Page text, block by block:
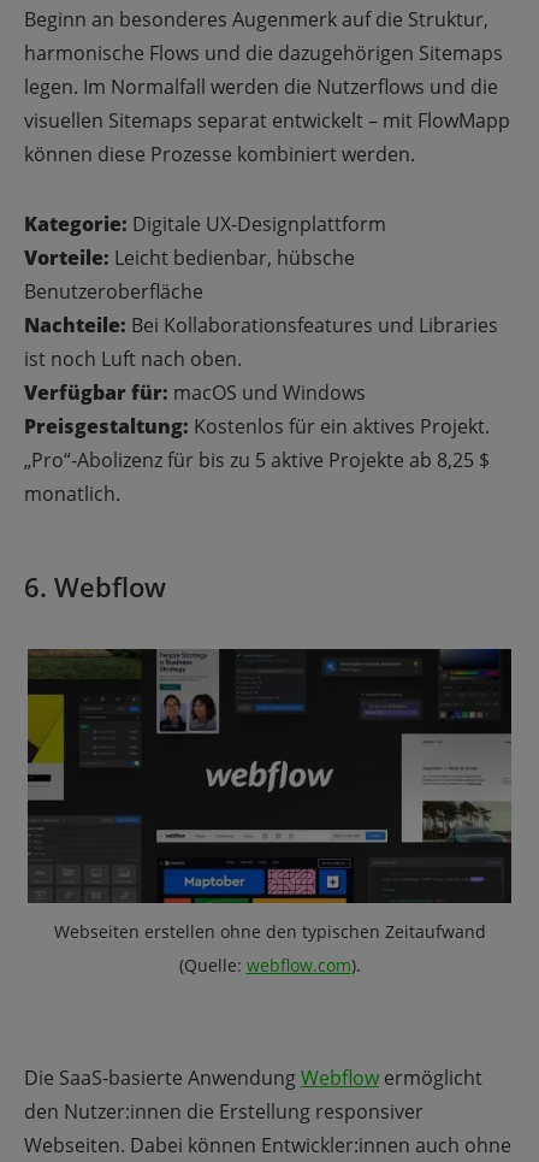
Beginn an besonderes Augenmerk auf die Struktur,
harmonische Flows und die dazugehörigen Sitemaps
legen. Im Normalfall werden die Nutzerflows und die
visuellen Sitemaps separat entwickelt – mit FlowMapp
können diese Prozesse kombiniert werden.
Kategorie: Digitale UX-Designplattform
Vorteile: Leicht bedienbar, hübsche
Benutzeroberfläche
Nachteile: Bei Kollaborationsfeatures und Libraries
ist noch Luft nach oben.
Verfügbar für: macOS und Windows
Preisgestaltung: Kostenlos für ein aktives Projekt.
„Pro“-Abolizenz für bis zu 5 aktive Projekte ab 8,25 $
monatlich.
6. Webflow
Webseiten erstellen ohne den typischen Zeitaufwand
(Quelle: webflow.com).
Die SaaS-basierte AnwendungWebflow ermöglicht
den Nutzer:innen die Erstellung responsiver
Webseiten. Dabei können Entwickler:innen auch ohne